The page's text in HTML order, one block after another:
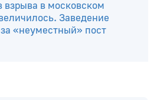
взрыва в московском
Заведение
«неуместный» пост